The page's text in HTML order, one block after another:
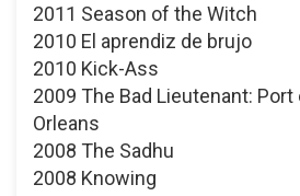
2011 Season of the Witch
2010 El aprendiz de brujo
2010 Kick-Ass
2009 The Bad Lieutenant: Port
Orleans
2008 The Sadhu
2008 Knowing